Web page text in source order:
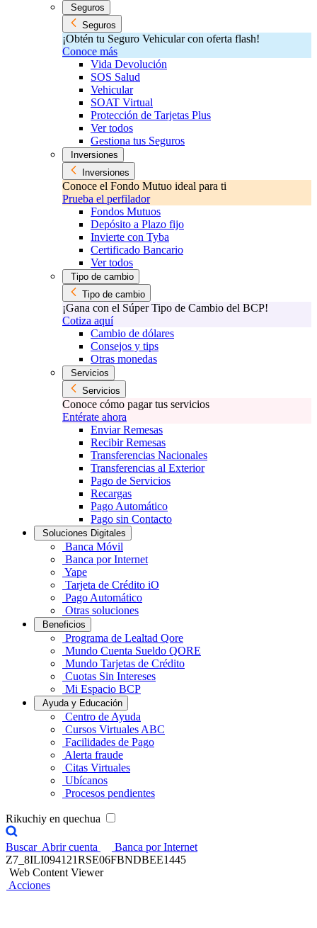
Seguros
Seguros
¡Obtén tu Seguro Vehicular con oferta flash!
Conoce más
Vida Devolución
SOS Salud
Vehicular
SOAT Virtual
Protección de Tarjetas Plus
Ver todos
Gestiona tus Seguros
Inversiones
Inversiones
Conoce el Fondo Mutuo ideal para ti
Prueba el perfilador
Fondos Mutuos
Depósito a Plazo fijo
Invierte con Tyba
Certificado Bancario
Ver todos
Tipo de cambio
Tipo de cambio
¡Gana con el Súper Tipo de Cambio del BCP!
Cotiza aquí
Cambio de dólares
Consejos y tips
Otras monedas
Servicios
Servicios
Conoce cómo pagar tus servicios
Entérate ahora
Enviar Remesas
Recibir Remesas
Transferencias Nacionales
Transferencias al Exterior
Pago de Servicios
Recargas
Pago Automático
Pago sin Contacto
Soluciones Digitales
Banca Móvil
Banca por Internet
Yape
Tarjeta de Crédito iO
Pago Automático
Otras soluciones
Beneficios
Programa de Lealtad Qore
Mundo Cuenta Sueldo QORE
Mundo Tarjetas de Crédito
Cuotas Sin Intereses
Mi Espacio BCP
Ayuda y Educación
Centro de Ayuda
Cursos Virtuales ABC
Facilidades de Pago
Alerta fraude
Citas Virtuales
Ubícanos
Procesos pendientes
Rikuchiy en quechua
Buscar Abrir cuenta
Banca por Internet
Z7_8ILI094121RSE06FBNDBEE1445
Web Content Viewer
Acciones